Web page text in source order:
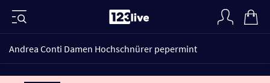
Andrea Conti Damen Hochschnürer pepermint